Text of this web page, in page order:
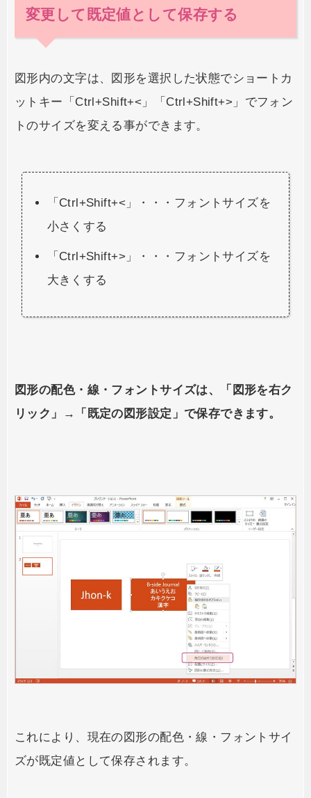
変更して既定値として保存する
図形内の文字は、図形を選択した状態でショートカ
ットキー「Ctrl+Shift+<」「Ctrl+Shift+>」でフォン
トのサイズを変える事ができます。
「Ctrl+Shift+<」・・・フォントサイズを
小さくする
「Ctrl+Shift+>」・・・フォントサイズを
大きくする
図形の配色・線・フォントサイズは、「図形を右ク
リック」→「既定の図形設定」で保存できます。
これにより、現在の図形の配色・線・フォントサイ
ズが既定値として保存されます。